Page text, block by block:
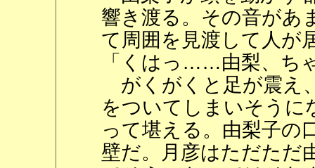
響き渡る。その音があ
て周囲を見渡して人が
「くはっ……由梨、
がくがくと足が震え
をついてしまいそうに
って堪える。由梨子の
壁だ。月彦はただただ